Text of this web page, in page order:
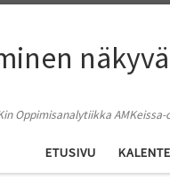
Oppimisanalytiikka
ETUSIVU